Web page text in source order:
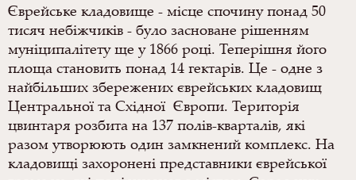
Єврейське кладовище - місце спочину понад 50
тисяч небіжчиків - було засноване рішенням
муніципалітету ще у 1866 році. Теперішня його
площа становить понад 14 гектарів. Це - одне з
найбільших збережених єврейських кладовищ
Центральної та Східної Європи. Територія
цвинтаря розбита на 137 полів-кварталів, які
разом утворюють один замкнений комплекс. На
кладовищі захоронені представники єврейської